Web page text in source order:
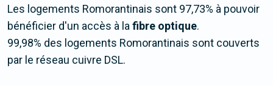
Les logements Romorantinais sont 97,73% à pouvoir
bénéficier d'un accès à lafibre optique.
99,98% des logements Romorantinais sont couverts
par le réseau cuivre DSL.